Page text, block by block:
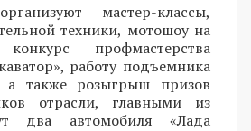
мастер-классы,
техники, мотошоу на
профмастерства
работу подъемника
также розыгрыш призов
отрасли, главными из
два автомобиля «Лада